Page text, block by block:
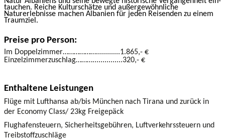
tauchen. Reiche Kulturschätze und außergewöhnliche
Naturerlebnisse machen Albanien für jeden Reisenden zu einem
Traumziel.
Preise pro Person:
Im Doppelzimmer………………............1.865,- €
Einzelzimmerzuschlag………...............320,- €
Enthaltene Leistungen
Flüge mit Lufthansa ab/bis München nach Tirana und zurück in
der Economy Class/ 23kg Freigepäck
Flughafensteuern, Sicherheitsgebühren, Luftverkehrssteuern und
Treibstoffzuschläge